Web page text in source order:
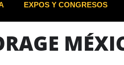
EXPOS Y CONGRESOS